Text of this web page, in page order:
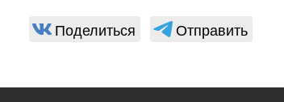
Поделиться Отправить